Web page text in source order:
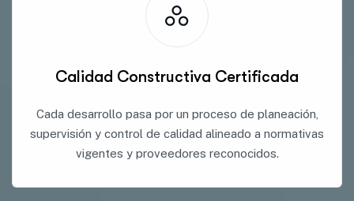
Calidad Constructiva Certificada
Cada desarrollo pasa por un proceso de planeación,
supervisión y control de calidad alineado a normativas
vigentes y proveedores reconocidos.